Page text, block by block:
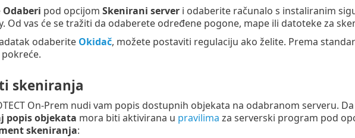
Odaberi pod opcijom Skenirani serveri odaberite računalo s instaliranim
Od vas će se tražiti da odaberete određene pogone, mape ili datoteke za
odaberite Okidač, možete postaviti regulaciju ako želite. Prema
skeniranja
On-Prem nudi vam popis dostupnih objekata na odabranom serveru.
popis objekata mora biti aktivirana u pravilima za serverski program pod
skeniranja: